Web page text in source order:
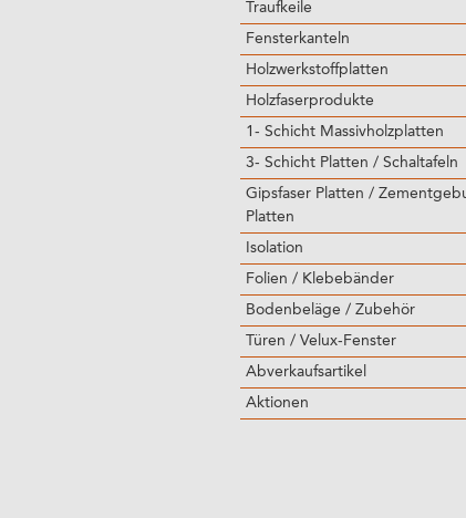
Traufkeile
Fensterkanteln
Holzwerkstoffplatten
Holzfaserprodukte
1- Schicht Massivholzplatten
3- Schicht Platten / Schaltafeln
Gipsfaser Platten /
Platten
Isolation
Folien / Klebebänder
Bodenbeläge / Zubehör
Türen / Velux-Fenster
Abverkaufsartikel
Aktionen